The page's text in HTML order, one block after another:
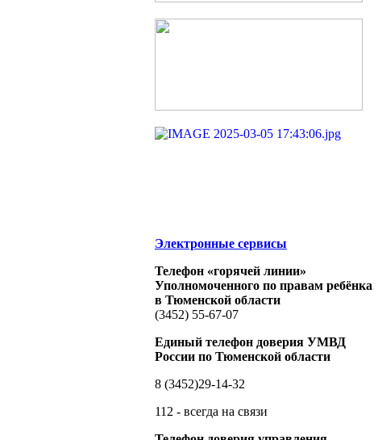
Электронные сервисы
Телефон «горячей линии»
Уполномоченного по правам ребёнка
в Тюменской области
(3452) 55-67-07
Единый телефон доверия УМВД
России по Тюменской области
8 (3452)29-14-32
112 - всегда на связи